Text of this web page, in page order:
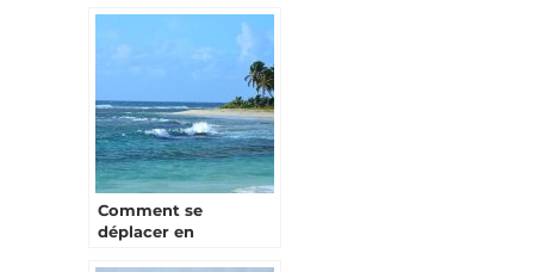
Comment se
déplacer en